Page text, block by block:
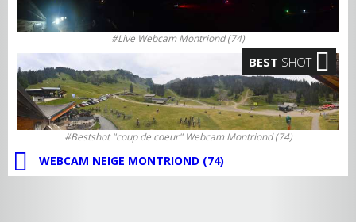
#Live Webcam Montriond (74)
BEST SHOT
#Bestshot "coup de coeur" Webcam Montriond (74)
WEBCAM NEIGE MONTRIOND (74)